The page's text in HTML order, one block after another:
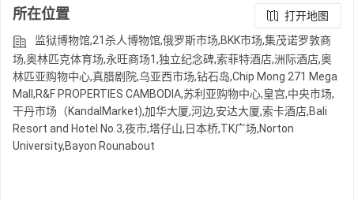
所在位置
打开地图
监狱博物馆,21杀人博物馆,俄罗斯市场,BKK市场,集茂诺罗敦商
场,奥林匹克体育场,永旺商场1,独立纪念碑,索菲特酒店,洲际酒店,奥
林匹亚购物中心,真腊剧院,乌亚西市场,钻石岛,Chip Mong 271 Mega
Mall,R&F PROPERTIES CAMBODIA,苏利亚购物中心,皇宫,中央市场,
干丹市场（KandalMarket),加华大厦,河边,安达大厦,索卡酒店,Bali
Resort and Hotel No.3,夜市,塔仔山,日本桥,TK广场,Norton
University,Bayon Rounabout